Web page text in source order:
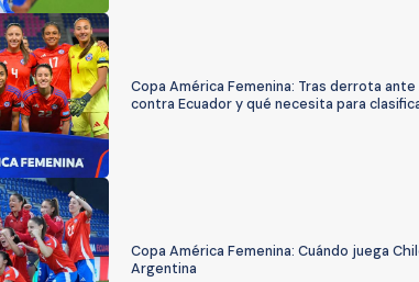
Copa América Femenina: Tras derrota
contra Ecuador y qué necesita para
Copa América Femenina: Cuándo juega
Argentina